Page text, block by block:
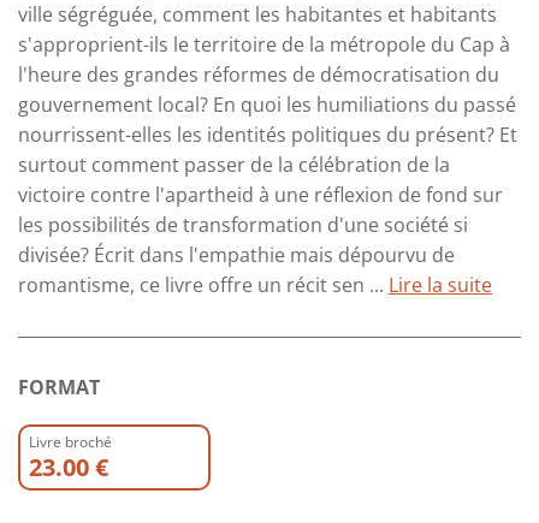
ville ségréguée, comment les habitantes et habitants
s'approprient-ils le territoire de la métropole du Cap à
l'heure des grandes réformes de démocratisation du
gouvernement local? En quoi les humiliations du passé
nourrissent-elles les identités politiques du présent? Et
surtout comment passer de la célébration de la
victoire contre l'apartheid à une réflexion de fond sur
les possibilités de transformation d'une société si
divisée? Écrit dans l'empathie mais dépourvu de
romantisme, ce livre offre un récit sen ... Lire la suite
FORMAT
Livre broché
23.00 €